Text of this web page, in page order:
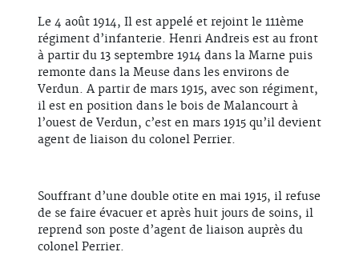
Le 4 août 1914, Il est appelé et rejoint le 111ème
régiment d’infanterie. Henri Andreis est au front
à partir du 13 septembre 1914 dans la Marne puis
remonte dans la Meuse dans les environs de
Verdun. A partir de mars 1915, avec son régiment,
il est en position dans le bois de Malancourt à
l’ouest de Verdun, c’est en mars 1915 qu’il devient
agent de liaison du colonel Perrier.
Souffrant d’une double otite en mai 1915, il refuse
de se faire évacuer et après huit jours de soins, il
reprend son poste d’agent de liaison auprès du
colonel Perrier.